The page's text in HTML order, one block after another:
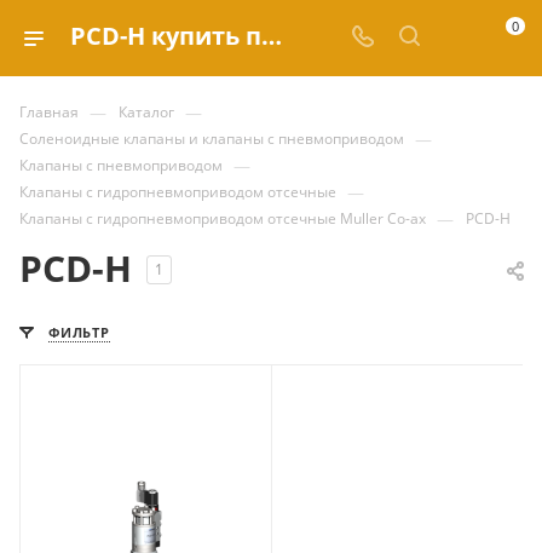
PCD-H купить по выгодным ценам в каталоге Valve.ru 0
Главная — Каталог —
Соленоидные клапаны и клапаны с пневмоприводом —
Клапаны с пневмоприводом —
Клапаны с гидропневмоприводом отсечные —
Клапаны с гидропневмоприводом отсечные Muller Co-ax — PCD-H
PCD-H 1
ФИЛЬТР